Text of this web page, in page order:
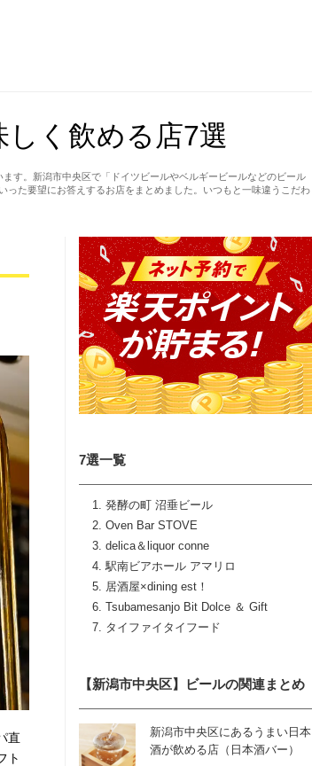
く飲める店7選
す。新潟市中央区で「ドイツビールやベルギービールなどのビール
た要望にお答えするお店をまとめました。いつもと一味違うこだわ
7選一覧
発酵の町 沼垂ビール
Oven Bar STOVE
delica＆liquor conne
駅南ビアホール アマリロ
居酒屋×dining est！
Tsubamesanjo Bit Dolce ＆ Gift
タイファイタイフード
直
ト
【新潟市中央区】ビールの関連まとめ
新潟市中央区にあるうまい日本
酒が飲める店（日本酒バー）